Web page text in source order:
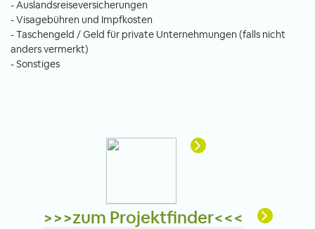
- Auslandsreiseversicherungen
- Visagebühren und Impfkosten
- Taschengeld / Geld für private Unternehmungen (falls nicht
anders vermerkt)
- Sonstiges
>>>zum Projektfinder<<<